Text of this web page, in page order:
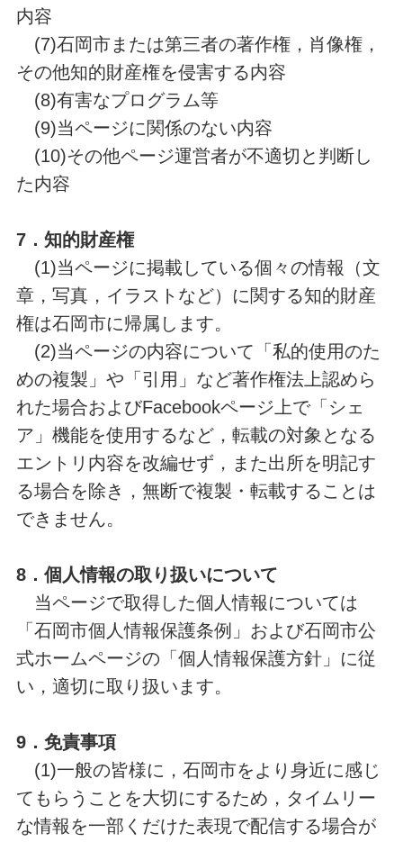
内容
(7)石岡市または第三者の著作権，肖像権，
その他知的財産権を侵害する内容
(8)有害なプログラム等
(9)当ページに関係のない内容
(10)その他ページ運営者が不適切と判断し
た内容
7．知的財産権
(1)当ページに掲載している個々の情報（文
章，写真，イラストなど）に関する知的財産
権は石岡市に帰属します。
(2)当ページの内容について「私的使用のた
めの複製」や「引用」など著作権法上認めら
れた場合およびFacebookページ上で「シェ
ア」機能を使用するなど，転載の対象となる
エントリ内容を改編せず，また出所を明記す
る場合を除き，無断で複製・転載することは
できません。
8．個人情報の取り扱いについて
当ページで取得した個人情報については
「石岡市個人情報保護条例」および石岡市公
式ホームページの「個人情報保護方針」に従
い，適切に取り扱います。
9．免責事項
(1)一般の皆様に，石岡市をより身近に感じ
てもらうことを大切にするため，タイムリー
な情報を一部くだけた表現で配信する場合が